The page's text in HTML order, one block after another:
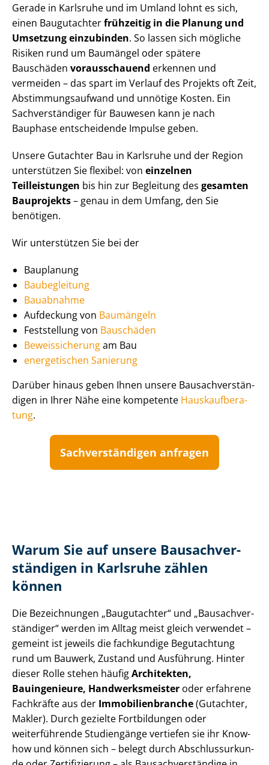
Gerade in Karlsruhe und im Umland lohnt es sich,
einen Baugutachterfrühzeitig in die Planung und
Umsetzung einzubinden. So lassen sich mögliche
Risiken rund um Baumängel oder spätere
Bauschäden vorausschauend erkennen und
vermeiden – das spart im Verlauf des Projekts oft Zeit,
Ab­stim­mungs­auf­wand und unnötige Kosten. Ein
Sach­ver­stän­di­ger für Bauwesen kann je nach
Bauphase entscheidende Impulse geben.
Unsere Gutachter Bau in Karlsruhe und der Region
unterstützen Sie flexibel: von einzelnen
Teilleistungen bis hin zur Begleitung des gesamten
Bauprojekts– genau in dem Umfang, den Sie
benötigen.
Wir unterstützen Sie bei der
Bauplanung
Baubegleitung
Bauabnahme
Aufdeckung von Baumängeln
Feststellung von Bauschäden
Beweissicherungam Bau
energetischen Sanierung
Darüber hinaus geben Ihnen unsere Bau­sach­ver­stän­
di­gen in Ihrer Nähe eine kompetente Haus­kauf­be­ra­
tung.
Sach­ver­stän­di­gen anfragen
Warum Sie auf unsere Bau­sach­ver­
stän­di­gen in Karlsruhe zählen
können
Die Bezeichnungen „Baugutachter“ und „Bau­sach­ver­
stän­di­ger“ werden im Alltag meist gleich verwendet –
gemeint ist jeweils die fachkundige Begutachtung
rund um Bauwerk, Zustand und Ausführung. Hinter
dieser Rolle stehen häufigArchitekten,
Bauingenieure, Hand­werks­meis­ter oder erfahrene
Fachkräfte aus der Im­mo­bi­li­en­bran­che(Gutachter,
Makler). Durch gezielte Fortbildungen oder
weiterführende Studiengänge vertiefen sie ihr Know-
how und können sich – belegt durch Ab­schluss­ur­kun­